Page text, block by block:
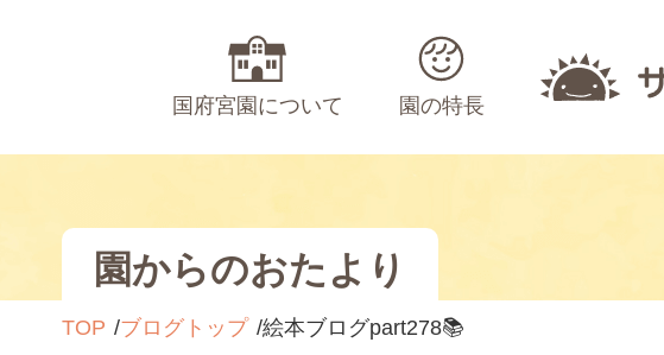
国府宮園について 園の特長
園からのおたより
TOP ブログトップ 絵本ブログpart278📚